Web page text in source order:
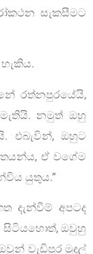
සැකසීමට
රත්නපුරයේයි,
නමුත් ඔහු
එබැවින්, ඔහුට
ඒ වගේම
යුතුය.”
දැන්වීම් අපටද
සිටියහොත්, ඔවුහු
වැඩිපුර මුදල්